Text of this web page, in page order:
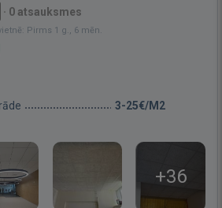
· 0 atsauksmes
Pirms 1 g., 6 mēn.
3-25€/M2
+36